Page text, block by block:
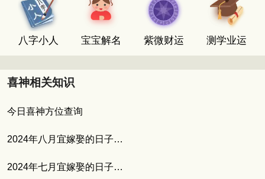
八字小人 宝宝解名 紫微财运 测学业运
喜神相关知识
今日喜神方位查询
2024年八月宜嫁娶的日子 八月适合结婚的吉日
2024年七月宜嫁娶的日子 七月的良辰吉日